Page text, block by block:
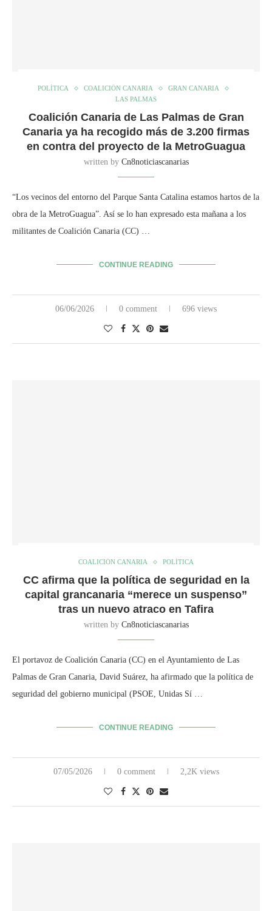
POLÍTICA COALICIÓN CANARIA
GRAN CANARIA
LAS PALMAS
Coalición Canaria de Las Palmas de Gran
Canaria ya ha recogido más de 3.200 firmas
en contra del proyecto de la MetroGuagua
written by Cn8noticiascanarias
“Los vecinos del entorno del Parque Santa Catalina estamos hartos de la
obra de la MetroGuagua”. Así se lo han expresado esta mañana a los
militantes de Coalición Canaria (CC) …
CONTINUE READING
06/06/2026 0 comment 696 views
COALICIÓN CANARIA POLÍTICA
CC afirma que la política de seguridad en la
capital grancanaria “merece un suspenso”
tras un nuevo atraco en Tafira
written by Cn8noticiascanarias
El portavoz de Coalición Canaria (CC) en el Ayuntamiento de Las
Palmas de Gran Canaria, David Suárez, ha afirmado que la política de
seguridad del gobierno municipal (PSOE, Unidas Sí …
CONTINUE READING
07/05/2026 0 comment 2,2K views